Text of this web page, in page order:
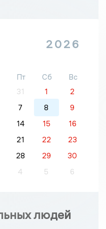
2026
Пт Сб
Вс
31 1
2
7 8
9
14 15
16
21 22
23
28 29
30
4 5 6
людей